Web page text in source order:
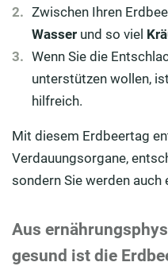
Zwischen Ihren
Wasser und so viel
Wenn Sie die
unterstützen wollen,
hilfreich.
Mit diesem Erdbeertag
Verdauungsorgane,
sondern Sie werden auch
Aus
gesund ist die